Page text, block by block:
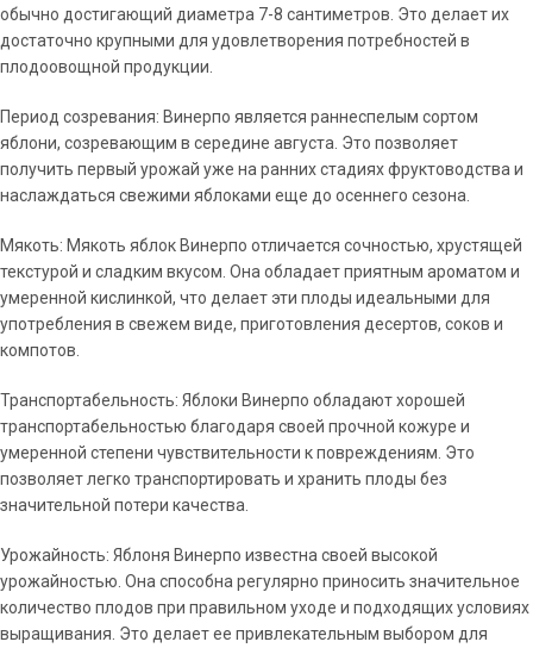
обычно достигающий диаметра 7-8 сантиметров. Это делает их
достаточно крупными для удовлетворения потребностей в
плодоовощной продукции.
Период созревания: Винерпо является раннеспелым сортом
яблони, созревающим в середине августа. Это позволяет
получить первый урожай уже на ранних стадиях фруктоводства и
наслаждаться свежими яблоками еще до осеннего сезона.
Мякоть: Мякоть яблок Винерпо отличается сочностью, хрустящей
текстурой и сладким вкусом. Она обладает приятным ароматом и
умеренной кислинкой, что делает эти плоды идеальными для
употребления в свежем виде, приготовления десертов, соков и
компотов.
Транспортабельность: Яблоки Винерпо обладают хорошей
транспортабельностью благодаря своей прочной кожуре и
умеренной степени чувствительности к повреждениям. Это
позволяет легко транспортировать и хранить плоды без
значительной потери качества.
Урожайность: Яблоня Винерпо известна своей высокой
урожайностью. Она способна регулярно приносить значительное
количество плодов при правильном уходе и подходящих условиях
выращивания. Это делает ее привлекательным выбором для